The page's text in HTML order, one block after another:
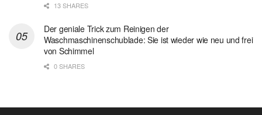
13 SHARES
Der geniale Trick zum Reinigen der
Waschmaschinenschublade: Sie ist wieder wie neu und frei
von Schimmel
0 SHARES